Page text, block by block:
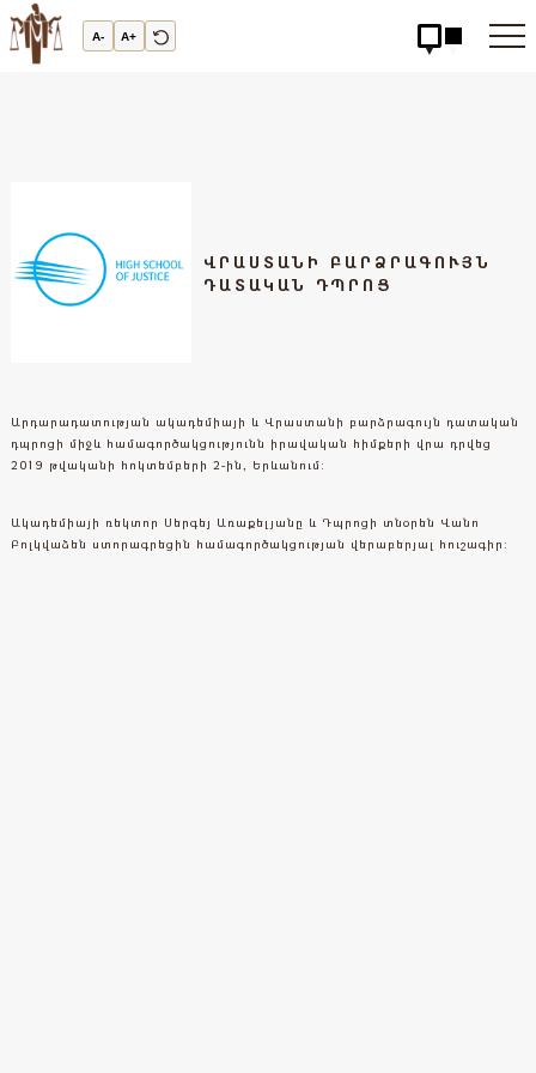
Արդարադատության
Ակադեմիա
A- A+
ՎՐԱՍՏԱՆԻ ԲԱՐՁՐԱԳՈՒՅՆ
ԴԱՏԱԿԱՆ ԴՊՐՈՑ
Արդարադատության ակադեմիայի և Վրաստանի բարձրագույն դատական
դպրոցի միջև համագործակցությունն իրավական հիմքերի վրա դրվեց
2019 թվականի հոկտեմբերի 2-ին, Երևանում:
Ակադեմիայի ռեկտոր Սերգեյ Առաքելյանը և Դպրոցի տնօրեն Վանո
Բոլկվաձեն ստորագրեցին համագործակցության վերաբերյալ հուշագիր: